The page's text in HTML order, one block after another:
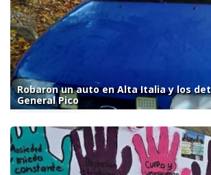
Robaron un auto en Alta Italia y los
General Pico